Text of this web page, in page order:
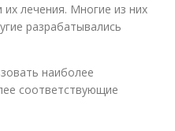
лечения. Многие из них
разрабатывались
наиболее
соответствующие